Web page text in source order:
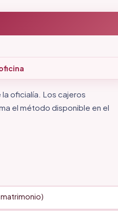
oficialía. Los cajeros
el método disponible en el